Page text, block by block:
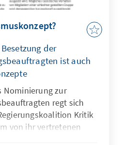
der
ist auch
Nominierung zur
regt sich
Kritik
von ihr vertretenen